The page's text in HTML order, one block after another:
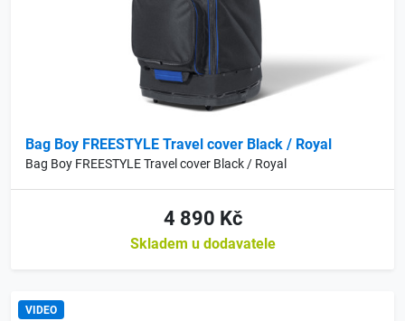
Bag Boy FREESTYLE Travel cover Black / Royal
Bag Boy FREESTYLE Travel cover Black / Royal
4 890 Kč
Skladem u dodavatele
VIDEO